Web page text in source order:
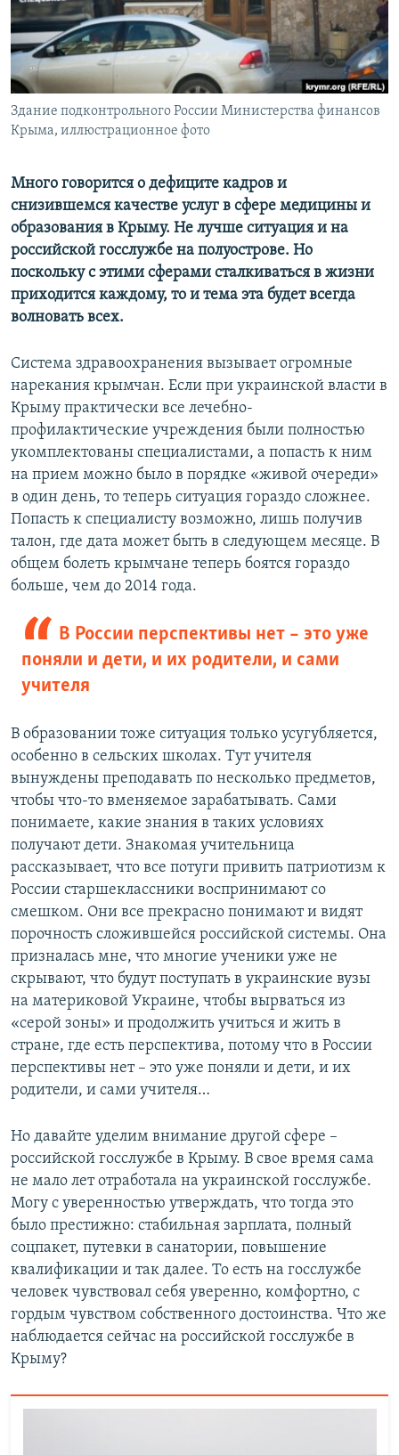
ПОБЕДИТЕЛЕЙ НЕ СУДЯТ?
КРЫМ.НЕПОКОРЕННЫЙ
ELIFBE
УКРАИНСКАЯ ПРОБЛЕМА КРЫМА
ПРИСОЕДИНЯЙТЕСЬ!
Все сайты RFE/RL
Здание подконтрольного России Министерства финансов
Крыма, иллюстрационное фото
Много говорится о дефиците кадров и
снизившемся качестве услуг в сфере медицины и
образования в Крыму. Не лучше ситуация и на
российской госслужбе на полуострове. Но
поскольку с этими сферами сталкиваться в жизни
приходится каждому, то и тема эта будет всегда
волновать всех.
Система здравоохранения вызывает огромные
нарекания крымчан. Если при украинской власти в
Крыму практически все лечебно-
профилактические учреждения были полностью
укомплектованы специалистами, а попасть к ним
на прием можно было в порядке «живой очереди»
в один день, то теперь ситуация гораздо сложнее.
Попасть к специалисту возможно, лишь получив
талон, где дата может быть в следующем месяце. В
общем болеть крымчане теперь боятся гораздо
больше, чем до 2014 года.
В России перспективы нет – это уже
поняли и дети, и их родители, и сами
учителя
В образовании тоже ситуация только усугубляется,
особенно в сельских школах. Тут учителя
вынуждены преподавать по несколько предметов,
чтобы что-то вменяемое зарабатывать. Сами
понимаете, какие знания в таких условиях
получают дети. Знакомая учительница
рассказывает, что все потуги привить патриотизм к
России старшеклассники воспринимают со
смешком. Они все прекрасно понимают и видят
порочность сложившейся российской системы. Она
призналась мне, что многие ученики уже не
скрывают, что будут поступать в украинские вузы
на материковой Украине, чтобы вырваться из
«серой зоны» и продолжить учиться и жить в
стране, где есть перспектива, потому что в России
перспективы нет – это уже поняли и дети, и их
родители, и сами учителя…
Но давайте уделим внимание другой сфере –
российской госслужбе в Крыму. В свое время сама
не мало лет отработала на украинской госслужбе.
Могу с уверенностью утверждать, что тогда это
было престижно: стабильная зарплата, полный
соцпакет, путевки в санатории, повышение
квалификации и так далее. То есть на госслужбе
человек чувствовал себя уверенно, комфортно, с
гордым чувством собственного достоинства. Что же
наблюдается сейчас на российской госслужбе в
Крыму?